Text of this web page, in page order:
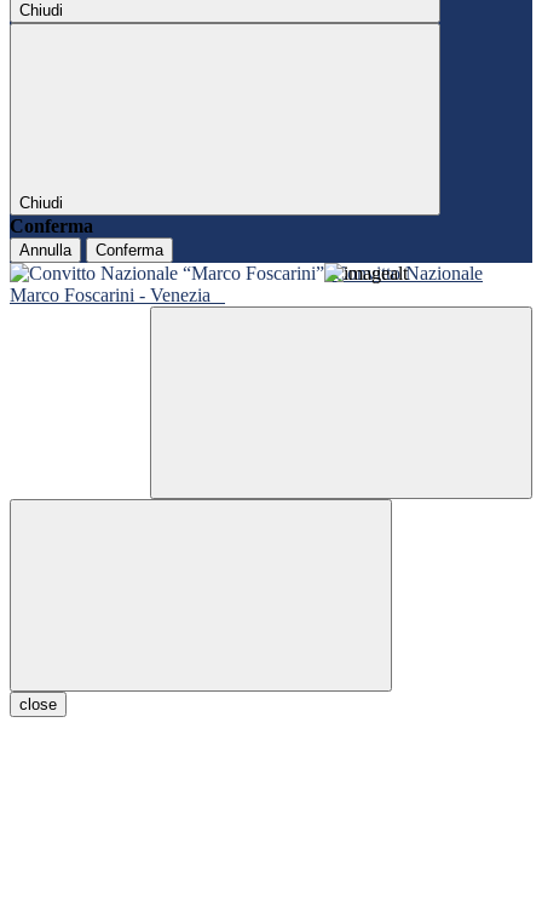
Chiudi
Chiudi
Conferma
Annulla Conferma
Convitto Nazionale
Marco Foscarini - Venezia
close